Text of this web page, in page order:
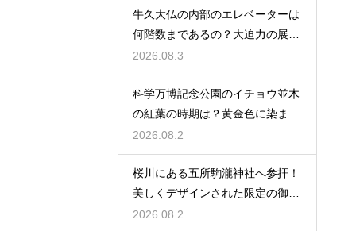
牛久大仏の内部のエレベーターは
何階数まであるの？大迫力の展望
を満喫
2026.08.3
科学万博記念公園のイチョウ並木
の紅葉の時期は？黄金色に染まる
秋の絶景
2026.08.2
桜川にある五所駒瀧神社へ参拝！
美しくデザインされた限定の御朱
印の魅力
2026.08.2